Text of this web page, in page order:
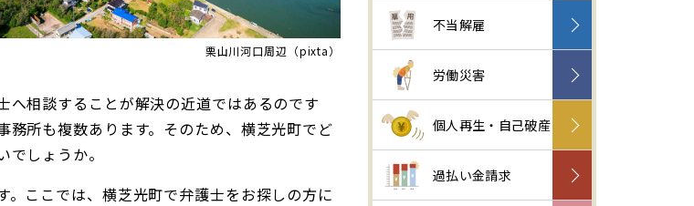
栗山川河口周辺（pixta）
へ相談することが解決の近道ではあるのです
所も複数あります。そのため、横芝光町でど
しょうか。
ここでは、横芝光町で弁護士をお探しの方に
不当解雇
労働災害
個人再生・自己破産
過払い金請求